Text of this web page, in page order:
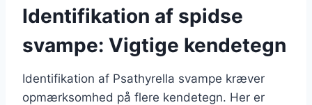
Identifikation af spidse
svampe: Vigtige kendetegn
Identifikation af Psathyrella svampe kræver
opmærksomhed på flere kendetegn. Her er